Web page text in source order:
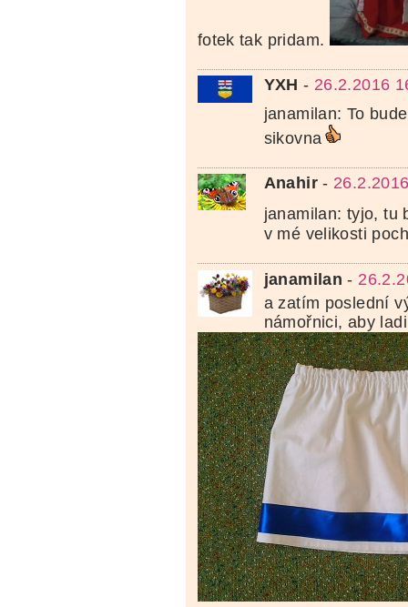
fotek tak pridam.
YXH - 26.2.2016
janamilan: To
sikovna
Anahir-
janamilan: tyjo, tu
v mé velikosti
janamilan -
a zatím poslední
námořnici, aby